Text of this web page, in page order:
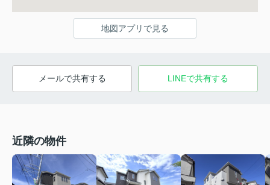
地図アプリで見る
メールで共有する LINEで共有する
近隣の物件